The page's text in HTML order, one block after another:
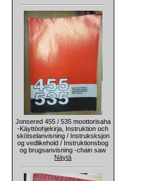
Jonsered 455 / 535 moottorisaha
-Käyttöohjekirja, Instruktion och
skötselanvisning / Instruksksjon
og vedlikehold / Instruktionsbog
og brugsanvisning -chain saw
Näytä